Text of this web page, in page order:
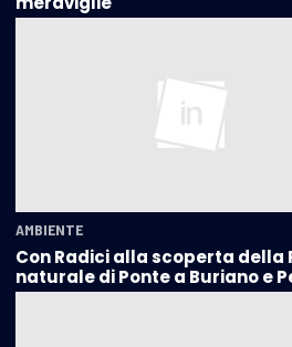
AMBIENTE
Con Radici alla scoperta della
naturale di Ponte a Buriano e